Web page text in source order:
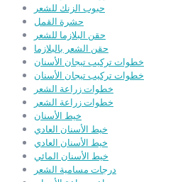
حبوب الزنك للشعر
حشرة القمل
حقن البلازما للشعر
حقن الشعر بالبلازما
خطوات تركيب تيجان الأسنان
خطوات تركيب تيجان الأسنان
خطوات زراعة الشعر
خطوات زراعة الشعر
خيط الأسنان
خيط الأسنان العادي
خيط الأسنان العادي
خيط الأسنان المائي
درجات مسامية الشعر